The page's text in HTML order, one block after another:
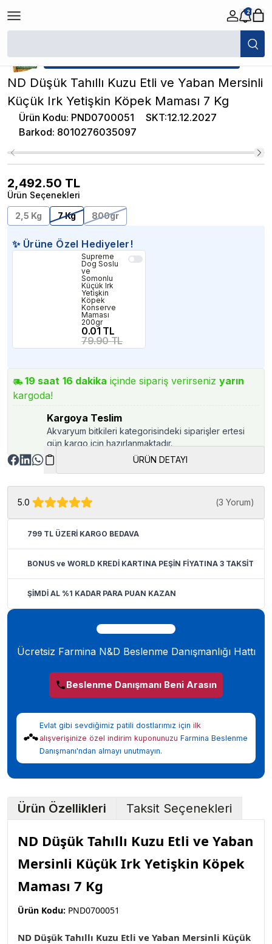
2
/ ND Düşük Tahıllı Kuzu Etli ve Yaban
★ Atakan Petshop, ND yetkili satıcısıdır.
ND Düşük Tahıllı Kuzu Etli ve Yaban Mersinli
Küçük Irk Yetişkin Köpek Maması 7 Kg
Ürün Kodu: PND0700051 SKT:12.12.2027
Barkod: 8010276035097
2,492.50 TL
Ürün Seçenekleri
2,5 Kg
7 Kg 800gr
✨ Ürüne Özel Hediyeler!
Supreme
Dog Soslu
ve
Somonlu
Küçük Irk
Yetişkin
Köpek
Konserve
Maması
200gr
0.01 TL
79.90 TL
19 saat 16 dakika içinde sipariş verirseniz yarın
kargoda!
Kargoya Teslim
Akvaryum bitkileri kategorisindeki siparişler ertesi
gün kargo için hazırlanmaktadır.
ÜRÜN DETAYI
5.0 (3 Yorum)
799 TL ÜZERİ KARGO BEDAVA
BONUS ve WORLD KREDİ KARTINA PEŞİN FİYATINA 3 TAKSİT
ŞİMDİ AL %1 KADAR PARA PUAN KAZAN
Ücretsiz Farmina N&D Beslenme Danışmanlığı Hattı
Beslenme Danışmanı Beni Arasın
Evlat gibi sevdiğimiz patili dostlarımız için ilk
alışverişinize özel indirim kuponunuzu Farmina Beslenme
Danışmanı'ndan almayı unutmayın.
Ürün Özellikleri Taksit Seçenekleri
ND Düşük Tahıllı Kuzu Etli ve Yaban
Mersinli Küçük Irk Yetişkin Köpek
Maması 7 Kg
Ürün Kodu: PND0700051
ND Düşük Tahıllı Kuzu Etli ve Yaban Mersinli Küçük